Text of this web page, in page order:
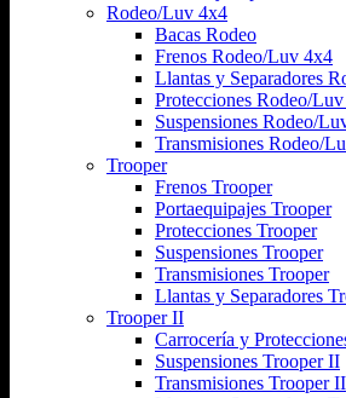
Rodeo/Luv 4x4
Bacas Rodeo
Frenos Rodeo/Luv 4x4
Llantas y Separadores
Protecciones Rodeo/
Suspensiones Rodeo/
Transmisiones Rodeo/
Trooper
Frenos Trooper
Portaequipajes Trooper
Protecciones Trooper
Suspensiones Trooper
Transmisiones Trooper
Llantas y Separadores
Trooper II
Carrocería y
Suspensiones Trooper II
Transmisiones Trooper II